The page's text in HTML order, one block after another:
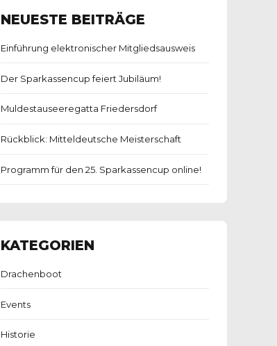
NEUESTE BEITRÄGE
Einführung elektronischer Mitgliedsausweis
Der Sparkassencup feiert Jubiläum!
Muldestauseeregatta Friedersdorf
Rückblick: Mitteldeutsche Meisterschaft
Programm für den 25. Sparkassencup online!
KATEGORIEN
Drachenboot
Events
Historie